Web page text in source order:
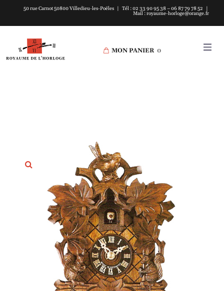
50 rue Carnot 50800 Villedieu-les-Poëles | Tél : 02 33 90 95 38 – 06 87 79 78 52 |
Mail : royaume-horloge@orange.fr
MON PANIER 0